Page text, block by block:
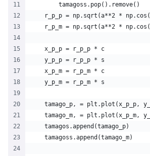
        tamagoss.pop().remove()
r_p_p = np.sqrt(a**2 *
r_p_m = np.sqrt(a**2 *
    x_p_p = r_p_p * c
    y_p_p = r_p_p * s
    x_p_m = r_p_m * c
    y_p_m = r_p_m * s
tamago_p, = plt.plot(x_p_p,
tamago_m, = plt.plot(x_p_m,
    tamagos.append(tamago_p)
    tamagoss.append(tamago_m)